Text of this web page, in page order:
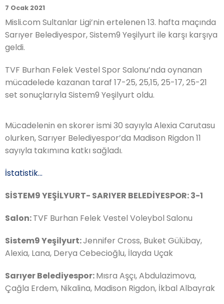
7 Ocak 2021
Misli.com Sultanlar Ligi’nin ertelenen 13. hafta maçında
Sarıyer Belediyespor, Sistem9 Yeşilyurt ile karşı karşıya
geldi.
TVF Burhan Felek Vestel Spor Salonu’nda oynanan
mücadelede kazanan taraf 17-25, 25,15, 25-17, 25-21
set sonuçlarıyla Sistem9 Yeşilyurt oldu.
Mücadelenin en skorer ismi 30 sayıyla Alexia Carutasu
olurken, Sarıyer Belediyespor’da Madison Rigdon 11
sayıyla takımına katkı sağladı.
İstatistik…
SİSTEM9 YEŞİLYURT- SARIYER BELEDİYESPOR: 3-1
Salon:TVF Burhan Felek Vestel Voleybol Salonu
Sistem9 Yeşilyurt:Jennifer Cross, Buket Gülübay,
Alexia, Lana, Derya Cebecioğlu, İlayda Uçak
Sarıyer Belediyespor:Mısra Aşçı, Abdulazimova,
Çağla Erdem, Nikalina, Madison Rigdon, İkbal Albayrak